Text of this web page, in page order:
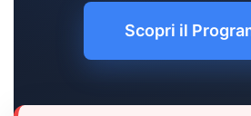
Scopri il